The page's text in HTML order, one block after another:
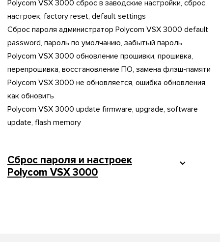
Polycom VSX 3000 сброс в заводские настройки, сброс
настроек, factory reset, default settings
Сброс пароля администратор Polycom VSX 3000 default
password, пароль по умолчанию, забытый пароль
Polycom VSX 3000 обновление прошивки, прошивка,
перепрошивка, восстановление ПО, замена флэш-памяти
Polycom VSX 3000 не обновляется, ошибка обновления,
как обновить
Polycom VSX 3000 update firmware, upgrade, software
update, flash memory
Cброс пароля и настроек
Polycom VSX 3000